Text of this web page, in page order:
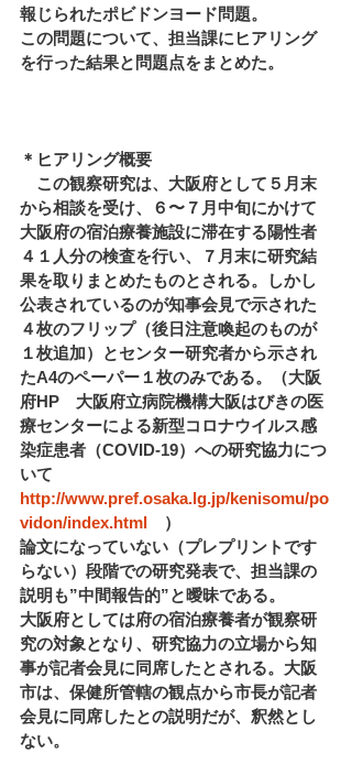
報じられたポビドンヨード問題。
この問題について、担当課にヒアリング
を行った結果と問題点をまとめた。
＊ヒアリング概要
この観察研究は、大阪府として５月末
から相談を受け、６〜７月中旬にかけて
大阪府の宿泊療養施設に滞在する陽性者
４１人分の検査を行い、７月末に研究結
果を取りまとめたものとされる。しかし
公表されているのが知事会見で示された
４枚のフリップ（後日注意喚起のものが
１枚追加）とセンター研究者から示され
たA4のペーパー１枚のみである。（大阪
府HP　大阪府立病院機構大阪はびきの医
療センターによる新型コロナウイルス感
染症患者（COVID-19）への研究協力につ
いて
http://www.pref.osaka.lg.jp/kenisomu/po
vidon/index.html ）
論文になっていない（プレプリントです
らない）段階での研究発表で、担当課の
説明も”中間報告的”と曖昧である。
大阪府としては府の宿泊療養者が観察研
究の対象となり、研究協力の立場から知
事が記者会見に同席したとされる。大阪
市は、保健所管轄の観点から市長が記者
会見に同席したとの説明だが、釈然とし
ない。